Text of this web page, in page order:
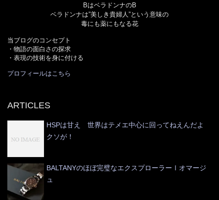
BはベラドンナのB
ベラドンナは”美しき貴婦人”という意味の
毒にも薬にもなる花
当ブログのコンセプト
・物語の面白さの探求
・表現の技術を身に付ける
プロフィールはこちら
ARTICLES
HSPは甘え 世界はテメエ中心に回ってねえんだよ
クソが！
BALTANYのほぼ完璧なエクスプローラーⅠオマージ
ュ